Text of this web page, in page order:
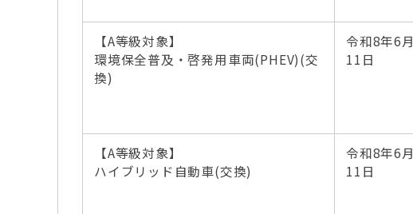
【A等級対象】
環境保全普及・啓発用車両(PHEV)(交
換)
令和8年6月
11日
【A等級対象】
ハイブリッド自動車(交換)
令和8年6月
11日